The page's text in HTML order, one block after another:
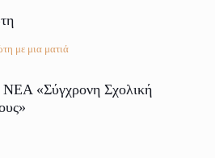
με μια ματιά
«Σύγχρονη Σχολική